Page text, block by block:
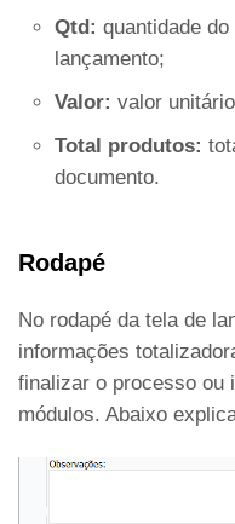
Qtd: quantidade
lançamento;
Valor: valor
Total produtos:
documento.
Rodapé
No rodapé da tela de
informações
finalizar o processo ou
módulos. Abaixo